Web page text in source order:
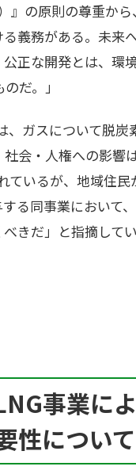
』の原則の尊重から
義務がある。未来
正な開発とは、環
だ。」
、ガスについて脱炭
会・人権への影響
ているが、地域住民
る同事業において
きだ」と指摘してい
事業に
性について